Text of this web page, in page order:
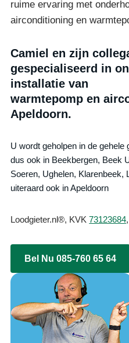
ruime ervaring met
airconditioning en
Camiel en zijn
gespecialiseerd in
installatie van
warmtepomp en
Apeldoorn.
U wordt geholpen in de gehele
dus ook in Beekbergen, Beek
Soeren, Ughelen, Klarenbeek,
uiteraard ook in Apeldoorn
Loodgieter.nl®, KVK73123684
Bel Nu 085-760 65 64